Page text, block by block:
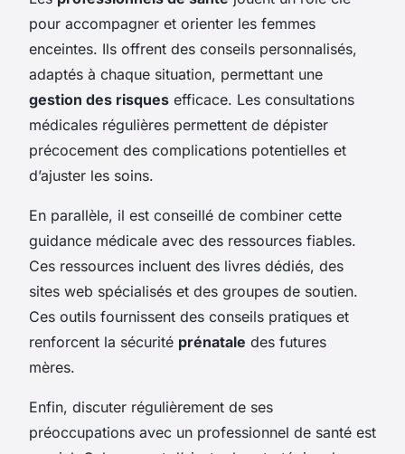
pour accompagner et orienter les femmes
enceintes. Ils offrent des conseils personnalisés,
adaptés à chaque situation, permettant une
gestion des risques efficace. Les consultations
médicales régulières permettent de dépister
précocement des complications potentielles et
d’ajuster les soins.
En parallèle, il est conseillé de combiner cette
guidance médicale avec des ressources fiables.
Ces ressources incluent des livres dédiés, des
sites web spécialisés et des groupes de soutien.
Ces outils fournissent des conseils pratiques et
renforcent la sécurité prénatale des futures
mères.
Enfin, discuter régulièrement de ses
préoccupations avec un professionnel de santé est